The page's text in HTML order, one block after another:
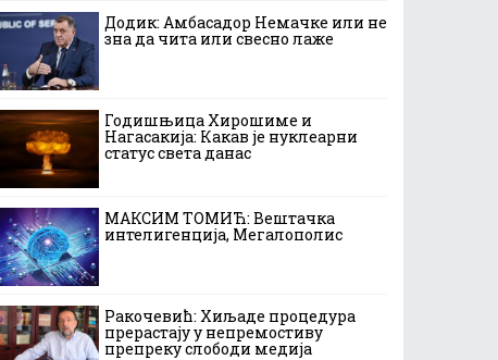
Додик: Амбасадор Немачке или не
зна да чита или свесно лаже
Годишњица Хирошиме и
Нагасакија: Какав је нуклеарни
статус света данас
МАКСИМ ТОМИЋ: Вештачка
интелигенција, Мегалополис
Ракочевић: Хиљаде процедура
прерастају у непремостиву
препреку слободи медија